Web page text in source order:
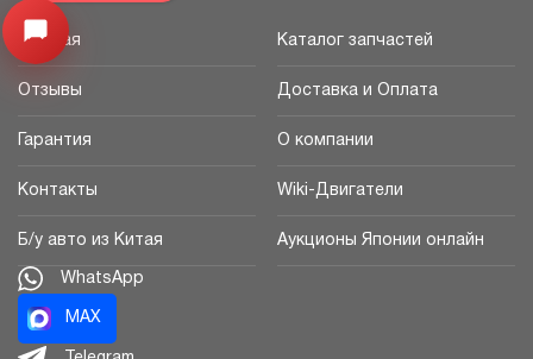
Узнайте цену запчасти -> Открыть меню
Главная Каталог запчастей
Отзывы Доставка и Оплата
Гарантия О компании
Контакты Wiki-Двигатели
Б/у авто из Китая Аукционы Японии онлайн
WhatsApp
MAX